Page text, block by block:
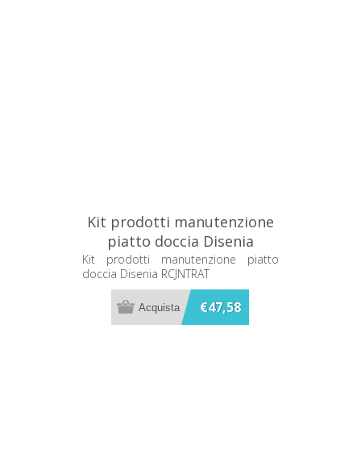
Kit prodotti manutenzione
piatto doccia Disenia
RCJNTRAT
Kit prodotti manutenzione piatto
doccia Disenia RCJNTRAT
€47,58